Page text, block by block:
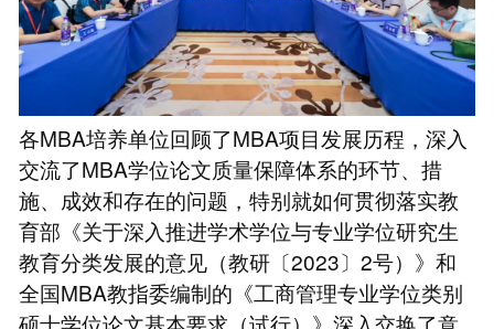
各MBA培养单位回顾了MBA项目发展历程，深入
交流了MBA学位论文质量保障体系的环节、措
施、成效和存在的问题，特别就如何贯彻落实教
育部《关于深入推进学术学位与专业学位研究生
教育分类发展的意见（教研〔2023〕2号）》和
全国MBA教指委编制的《工商管理专业学位类别